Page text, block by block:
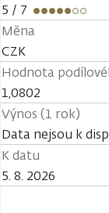
5 / 7
Měna
CZK
Hodnota
1,0802
Výnos (1 rok)
Data nejsou k
K datu
5. 8. 2026